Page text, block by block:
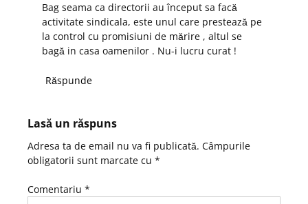
Bag seama ca directorii au început sa facă
activitate sindicala, este unul care prestează pe
la control cu promisiuni de mărire , altul se
bagă in casa oamenilor . Nu-i lucru curat !
Răspunde
Lasă un răspuns
Adresa ta de email nu va fi publicată. Câmpurile
obligatorii sunt marcate cu *
Comentariu *